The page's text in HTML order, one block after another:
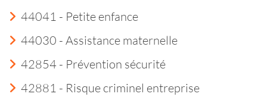
44041 - Petite enfance
44030 - Assistance maternelle
42854 - Prévention sécurité
42881 - Risque criminel entreprise